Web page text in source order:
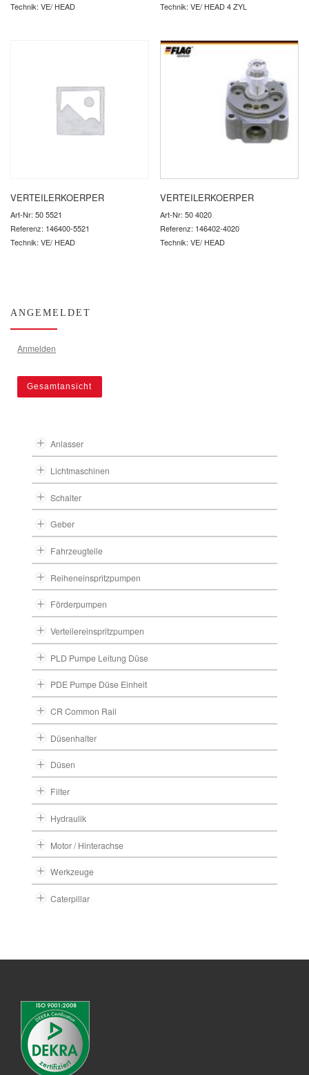
Technik: VE/ HEAD
Technik: VE/ HEAD 4 ZYL
VERTEILERKOERPER
Art-Nr: 50 5521
Referenz: 146400-5521
Technik: VE/ HEAD
VERTEILERKOERPER
Art-Nr: 50 4020
Referenz: 146402-4020
Technik: VE/ HEAD
ANGEMELDET
Anmelden
Gesamtansicht
Anlasser
Lichtmaschinen
Schalter
Geber
Fahrzeugteile
Reiheneinspritzpumpen
Förderpumpen
Verteilereinspritzpumpen
PLD Pumpe Leitung Düse
PDE Pumpe Düse Einheit
CR Common Rail
Düsenhalter
Düsen
Filter
Hydraulik
Motor / Hinterachse
Werkzeuge
Caterpillar